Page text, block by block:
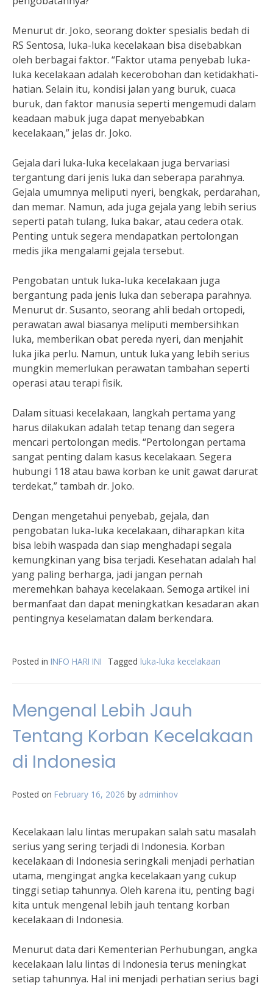
Menurut dr. Joko, seorang dokter spesialis bedah di
RS Sentosa, luka-luka kecelakaan bisa disebabkan
oleh berbagai faktor. “Faktor utama penyebab luka-
luka kecelakaan adalah kecerobohan dan ketidakhati-
hatian. Selain itu, kondisi jalan yang buruk, cuaca
buruk, dan faktor manusia seperti mengemudi dalam
keadaan mabuk juga dapat menyebabkan
kecelakaan,” jelas dr. Joko.
Gejala dari luka-luka kecelakaan juga bervariasi
tergantung dari jenis luka dan seberapa parahnya.
Gejala umumnya meliputi nyeri, bengkak, perdarahan,
dan memar. Namun, ada juga gejala yang lebih serius
seperti patah tulang, luka bakar, atau cedera otak.
Penting untuk segera mendapatkan pertolongan
medis jika mengalami gejala tersebut.
Pengobatan untuk luka-luka kecelakaan juga
bergantung pada jenis luka dan seberapa parahnya.
Menurut dr. Susanto, seorang ahli bedah ortopedi,
perawatan awal biasanya meliputi membersihkan
luka, memberikan obat pereda nyeri, dan menjahit
luka jika perlu. Namun, untuk luka yang lebih serius
mungkin memerlukan perawatan tambahan seperti
operasi atau terapi fisik.
Dalam situasi kecelakaan, langkah pertama yang
harus dilakukan adalah tetap tenang dan segera
mencari pertolongan medis. “Pertolongan pertama
sangat penting dalam kasus kecelakaan. Segera
hubungi 118 atau bawa korban ke unit gawat darurat
terdekat,” tambah dr. Joko.
Dengan mengetahui penyebab, gejala, dan
pengobatan luka-luka kecelakaan, diharapkan kita
bisa lebih waspada dan siap menghadapi segala
kemungkinan yang bisa terjadi. Kesehatan adalah hal
yang paling berharga, jadi jangan pernah
meremehkan bahaya kecelakaan. Semoga artikel ini
bermanfaat dan dapat meningkatkan kesadaran akan
pentingnya keselamatan dalam berkendara.
Posted in INFO HARI INI Tagged luka-luka kecelakaan
Mengenal Lebih Jauh
Tentang Korban Kecelakaan
di Indonesia
Posted on February 16, 2026 by adminhov
Kecelakaan lalu lintas merupakan salah satu masalah
serius yang sering terjadi di Indonesia. Korban
kecelakaan di Indonesia seringkali menjadi perhatian
utama, mengingat angka kecelakaan yang cukup
tinggi setiap tahunnya. Oleh karena itu, penting bagi
kita untuk mengenal lebih jauh tentang korban
kecelakaan di Indonesia.
Menurut data dari Kementerian Perhubungan, angka
kecelakaan lalu lintas di Indonesia terus meningkat
setiap tahunnya. Hal ini menjadi perhatian serius bagi